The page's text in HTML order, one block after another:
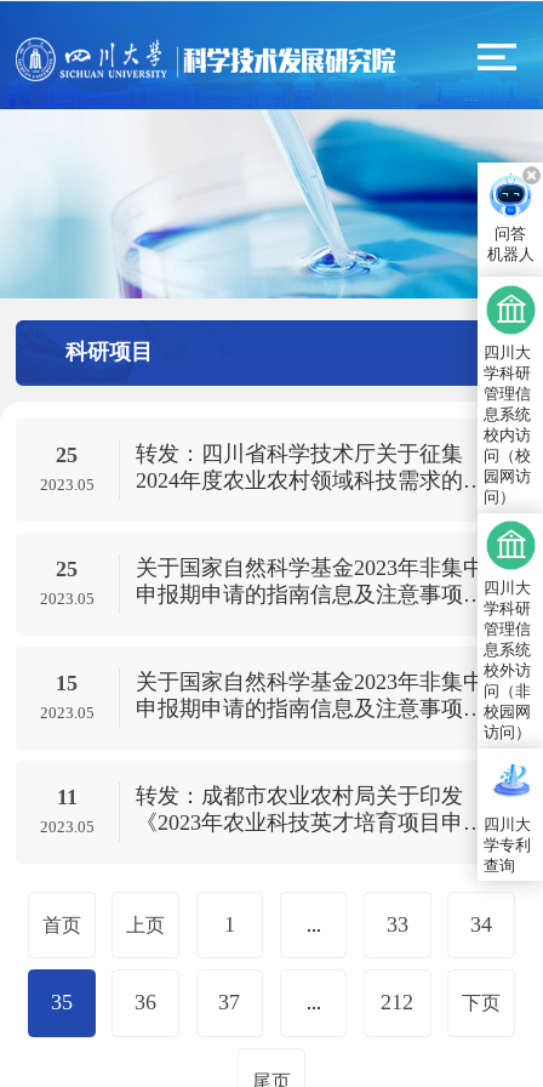
科研项目
25
2023.05
转发：四川省科学技术厅关于征集
2024年度农业农村领域科技需求的通
25
2023.05
关于国家自然科学基金2023年非集中
申报期申请的指南信息及注意事项
15
2023.05
关于国家自然科学基金2023年非集中
申报期申请的指南信息及注意事项
11
2023.05
转发：成都市农业农村局关于印发
《2023年农业科技英才培育项目申报
首页 上页 1 ... 33 34
35 36 37 ... 212 下页
尾页
问答
机器人
四川大
学科研
管理信
息系统
校内访
问（校
园网访
问）
四川大
学科研
管理信
息系统
校外访
问（非
校园网
访问）
四川大
学专利
查询